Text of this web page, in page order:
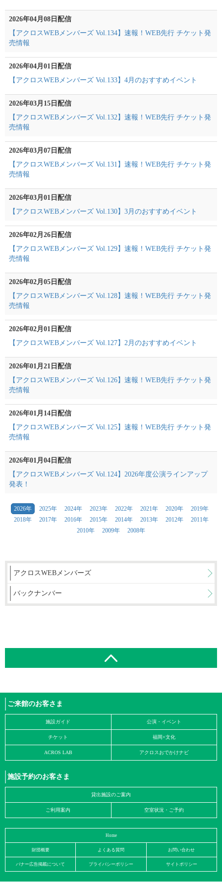
2026年04月08日配信
【アクロスWEBメンバーズ Vol.134】速報！WEB先行 チケット発
売情報
2026年04月01日配信
【アクロスWEBメンバーズ Vol.133】4月のおすすめイベント
2026年03月15日配信
【アクロスWEBメンバーズ Vol.132】速報！WEB先行 チケット発
売情報
2026年03月07日配信
【アクロスWEBメンバーズ Vol.131】速報！WEB先行 チケット発
売情報
2026年03月01日配信
【アクロスWEBメンバーズ Vol.130】3月のおすすめイベント
2026年02月26日配信
【アクロスWEBメンバーズ Vol.129】速報！WEB先行 チケット発
売情報
2026年02月05日配信
【アクロスWEBメンバーズ Vol.128】速報！WEB先行 チケット発
売情報
2026年02月01日配信
【アクロスWEBメンバーズ Vol.127】2月のおすすめイベント
2026年01月21日配信
【アクロスWEBメンバーズ Vol.126】速報！WEB先行 チケット発
売情報
2026年01月14日配信
【アクロスWEBメンバーズ Vol.125】速報！WEB先行 チケット発
売情報
2026年01月04日配信
【アクロスWEBメンバーズ Vol.124】2026年度公演ラインアップ
発表！
2026年 2025年 2024年 2023年 2022年 2021年 2020年
2019年
2018年
2017年 2016年 2015年 2014年 2013年 2012年
2011年
2010年
2009年 2008年
アクロスWEBメンバーズ
バックナンバー
ご来館のお客さま
施設ガイド 公演・イベント
チケット 福岡×文化
ACROS LAB アクロスおでかけナビ
施設予約のお客さま
貸出施設のご案内
ご利用案内 空室状況・ご予約
Home
財団概要 よくある質問 お問い合わせ
バナー広告掲載について プライバシーポリシー サイトポリシー